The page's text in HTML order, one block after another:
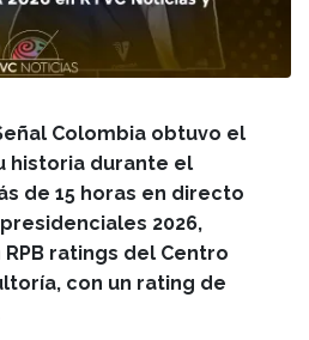
Señal Colombia obtuvo el
historia durante el
de 15 horas en directo
2026,
ratings del Centro
con un rating de